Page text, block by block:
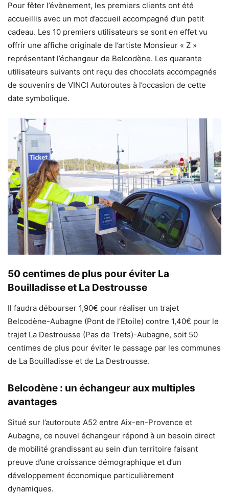
Pour fêter l’évènement, les premiers clients ont été
accueillis avec un mot d’accueil accompagné d’un petit
cadeau. Les 10 premiers utilisateurs se sont en effet vu
offrir une affiche originale de l’artiste Monsieur « Z »
représentant l’échangeur de Belcodène. Les quarante
utilisateurs suivants ont reçu des chocolats accompagnés
de souvenirs de VINCI Autoroutes à l’occasion de cette
date symbolique.
50 centimes de plus pour éviter La
Bouilladisse et La Destrousse
Il faudra débourser 1,90€ pour réaliser un trajet
Belcodène-Aubagne (Pont de l’Etoile) contre 1,40€ pour le
trajet La Destrousse (Pas de Trets)-Aubagne, soit 50
centimes de plus pour éviter le passage par les communes
de La Bouilladisse et de La Destrousse.
Belcodène : un échangeur aux multiples
avantages
Situé sur l’autoroute A52 entre Aix-en-Provence et
Aubagne, ce nouvel échangeur répond à un besoin direct
de mobilité grandissant au sein d’un territoire faisant
preuve d’une croissance démographique et d’un
développement économique particulièrement
dynamiques.